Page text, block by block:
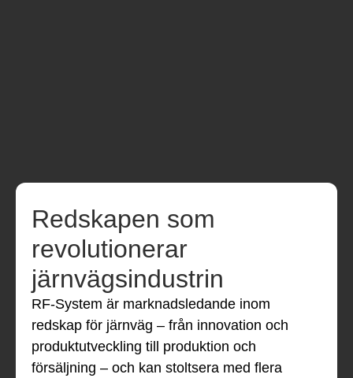
Redskapen som
revolutionerar
järnvägsindustrin
RF-System är marknadsledande inom
redskap för järnväg – från innovation och
produktutveckling till produktion och
försäljning – och kan stoltsera med flera